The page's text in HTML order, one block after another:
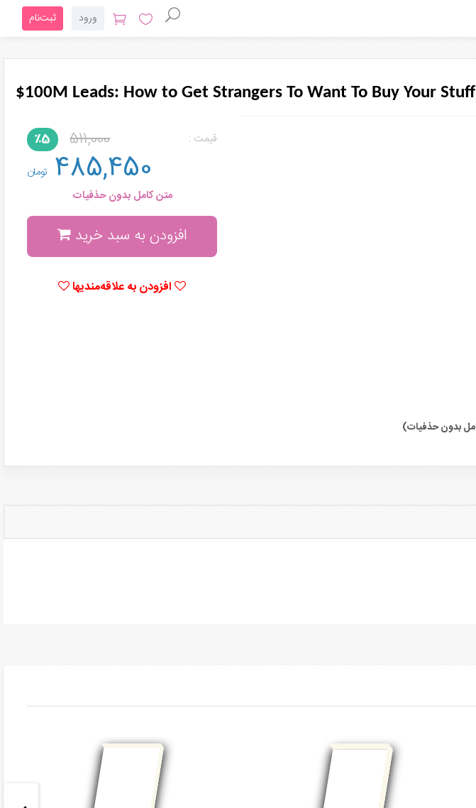
ورود ثبت‌نام
$100M Leads: How to Get Strangers To Want To Buy Your Stuff
قیمت : 511,000 ٪5
485,450 تومان
متن کامل بدون حذفیات
افزودن به سبد خرید
افزودن به علاقه‌مندیها